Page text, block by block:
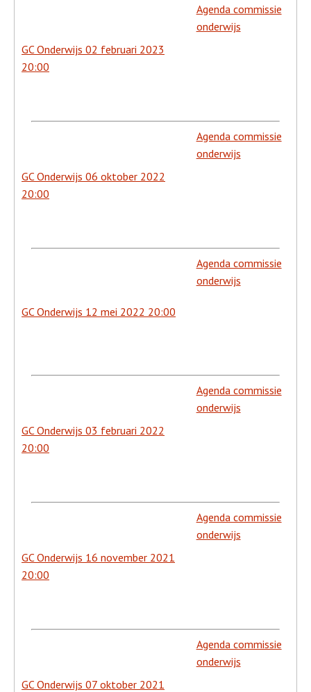
GC Onderwijs 02 februari 2023
20:00
Agenda commissie
onderwijs
GC Onderwijs 06 oktober 2022
20:00
Agenda commissie
onderwijs
GC Onderwijs 12 mei 2022 20:00
Agenda commissie
onderwijs
GC Onderwijs 03 februari 2022
20:00
Agenda commissie
onderwijs
GC Onderwijs 16 november 2021
20:00
Agenda commissie
onderwijs
GC Onderwijs 07 oktober 2021
Agenda commissie
onderwijs